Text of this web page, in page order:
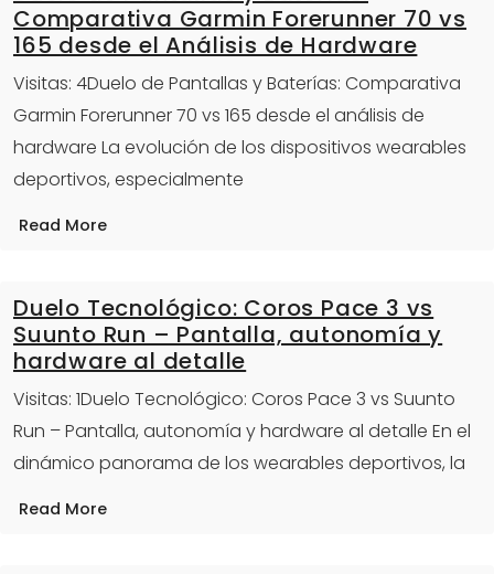
Comparativa Garmin Forerunner 70 vs
165 desde el Análisis de Hardware
Visitas: 4Duelo de Pantallas y Baterías: Comparativa
Garmin Forerunner 70 vs 165 desde el análisis de
hardware La evolución de los dispositivos wearables
deportivos, especialmente
Read More
Duelo Tecnológico: Coros Pace 3 vs
Suunto Run – Pantalla, autonomía y
hardware al detalle
Visitas: 1Duelo Tecnológico: Coros Pace 3 vs Suunto
Run – Pantalla, autonomía y hardware al detalle En el
dinámico panorama de los wearables deportivos, la
Read More